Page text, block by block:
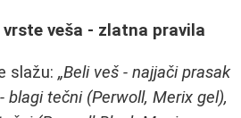
veša - zlatna pravila
slažu: „Beli veš - najjači prasak
blagi tečni (Perwoll, Merix gel),